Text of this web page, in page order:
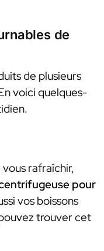
de
de plusieurs
voici quelques-
vous rafraîchir,
pour
vos boissons
trouver cet